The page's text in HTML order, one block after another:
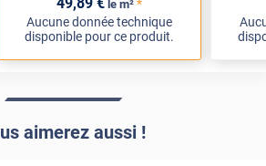
le m² *
Aucune donnée technique
disponible pour ce produit.
aimerez aussi !